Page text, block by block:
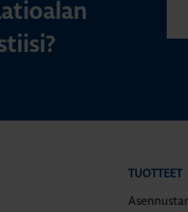
TUOTTEET